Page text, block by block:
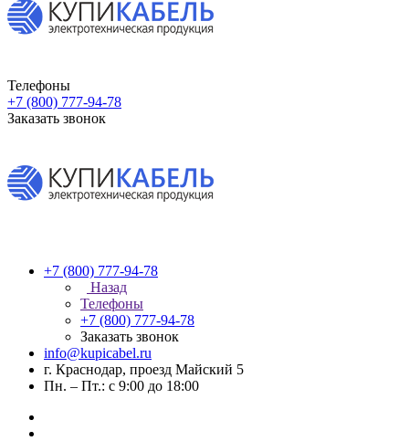
Телефоны
+7 (800) 777-94-78
Заказать звонок
+7 (800) 777-94-78
Назад
Телефоны
+7 (800) 777-94-78
Заказать звонок
info@kupicabel.ru
г. Краснодар, проезд Майский 5
Пн. – Пт.: с 9:00 до 18:00